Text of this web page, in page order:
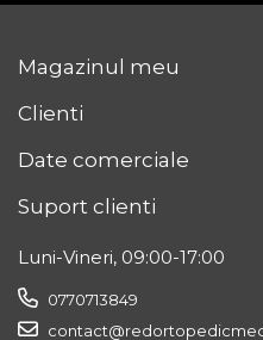
Cod produs: RED260KT
Magazinul meu
Clienti
Date comerciale
Suport clienti
Luni-Vineri, 09:00-17:00
0770713849